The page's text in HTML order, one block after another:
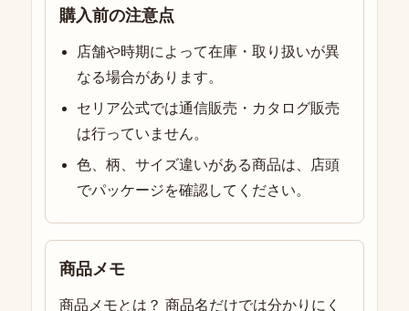
購入前の注意点
店舗や時期によって在庫・取り扱いが異
なる場合があります。
セリア公式では通信販売・カタログ販売
は行っていません。
色、柄、サイズ違いがある商品は、店頭
でパッケージを確認してください。
商品メモ
商品メモとは？ 商品名だけでは分かりにく